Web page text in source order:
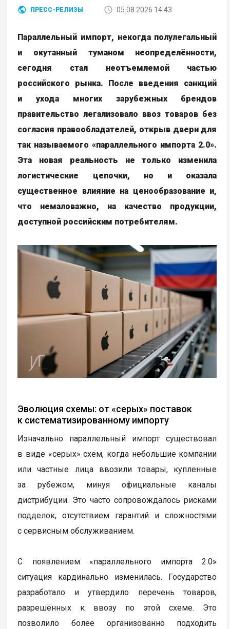
ПРЕСС-РЕЛИЗЫ 05.08.2026 14:43
Параллельный импорт, некогда полулегальный
и окутанный туманом неопределённости,
сегодня стал неотъемлемой частью
российского рынка. После введения санкций
и ухода многих зарубежных брендов
правительство легализовало ввоз товаров без
согласия правообладателей, открыв двери для
так называемого «параллельного импорта 2.0».
Эта новая реальность не только изменила
логистические цепочки, но и оказала
существенное влияние на ценообразование и,
что немаловажно, на качество продукции,
доступной российским потребителям.
Эволюция схемы: от «серых» поставок
к систематизированному импорту
Изначально параллельный импорт существовал
в виде «серых» схем, когда небольшие компании
или частные лица ввозили товары, купленные
за рубежом, минуя официальные каналы
дистрибуции. Это часто сопровождалось рисками
подделок, отсутствием гарантий и сложностями
с сервисным обслуживанием.
С появлением «параллельного импорта 2.0»
ситуация кардинально изменилась. Государство
разработало и утвердило перечень товаров,
разрешённых к ввозу по этой схеме. Это
позволило более организованно подходить